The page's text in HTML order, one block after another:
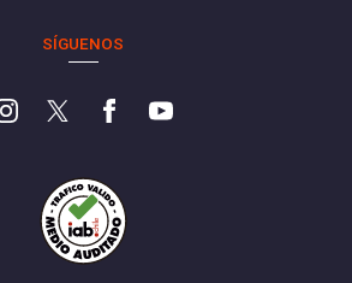
SÍGUENOS